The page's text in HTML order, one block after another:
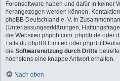
Forensoftware haben und dafür in keiner
herangezogen werden können.
phpBB Deutschland e. V. in
(Unterlassungserklärungen,
die Websiten phpbb.com, phpbb.de oder
Falls du phpBB Limited oder phpBB
die Softwarenutzung durch Dritte
höchstens eine knappe Antwort erhalten.
Nach oben